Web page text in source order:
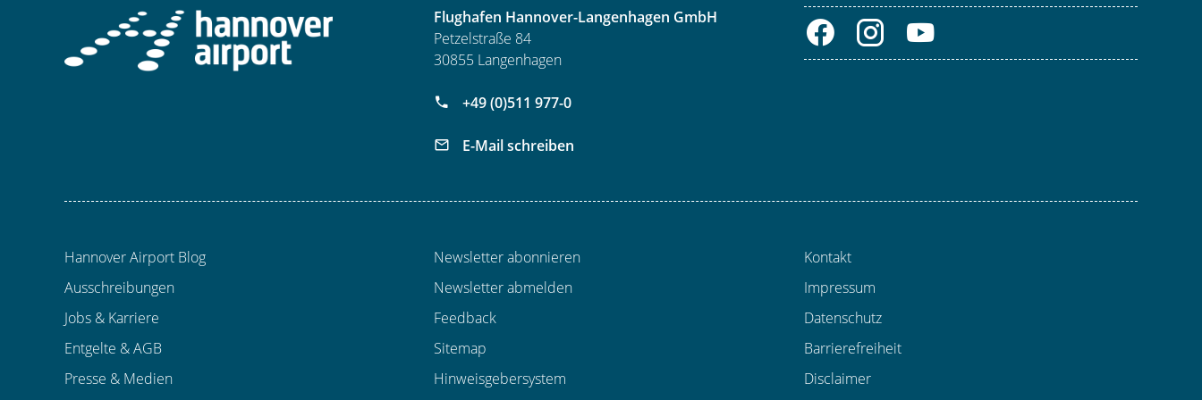
Flughafen Hannover-Langenhagen GmbH
Petzelstraße 84
30855 Langenhagen
+49 (0)511 977-0
E-Mail schreiben
Hannover Airport Blog
Ausschreibungen
Jobs & Karriere
Entgelte & AGB
Presse & Medien
Newsletter abonnieren
Newsletter abmelden
Feedback
Sitemap
Hinweisgebersystem
Kontakt
Impressum
Datenschutz
Barrierefreiheit
Disclaimer